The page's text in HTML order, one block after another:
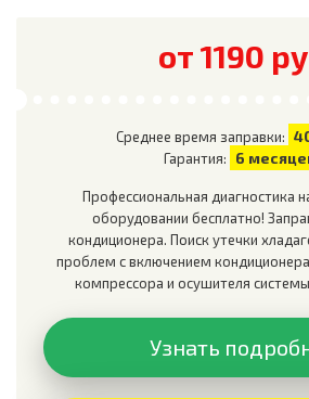
от 1190
Среднее время заправки:
Гарантия: 6
Профессиональная диагностика
оборудовании бесплатно!
кондиционера. Поиск утечки
проблем с включением
компрессора и осушителя
Узнать